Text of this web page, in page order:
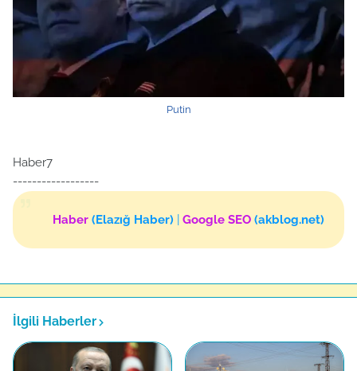
Putin
Haber7
------------------
Haber (Elazığ Haber) Google SEO (akblog.net)
İlgili Haberler